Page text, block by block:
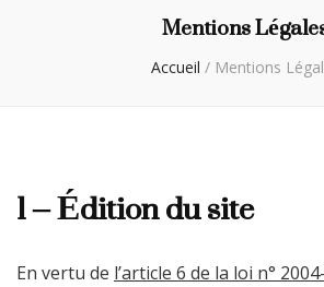
Mentions
Accueil / Mentions
1 – Édition du site
En vertu de l’article 6 de la loi n°